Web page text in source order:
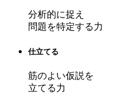
分析的に捉え
問題を特定する力
仕立てる
筋のよい仮説を
立てる力